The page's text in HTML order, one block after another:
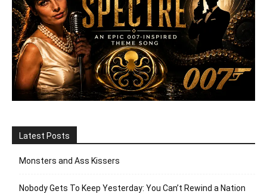
Latest Posts
Monsters and Ass Kissers
Nobody Gets To Keep Yesterday: You Can’t Rewind a Nation